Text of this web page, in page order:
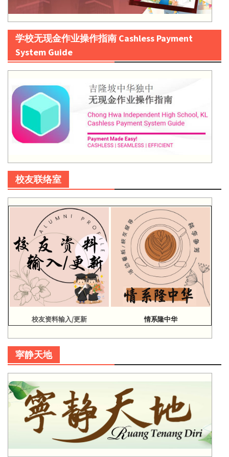
学校无现金作业操作指南 Cashless Payment
System Guide
校友联络室
校友资料输入/更新 情系隆中华
寜静天地